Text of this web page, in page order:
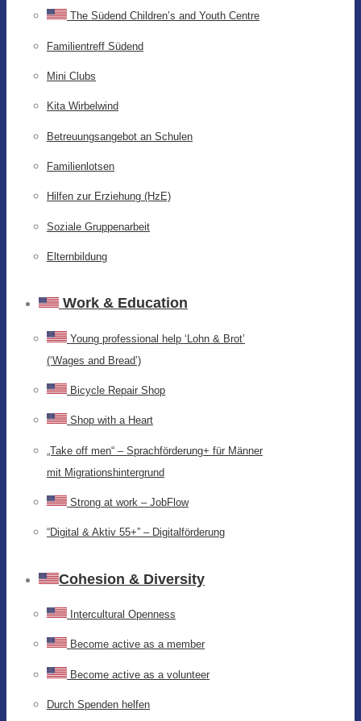
The Südend Children’s and Youth Centre
Familientreff Südend
Mini Clubs
Kita Wirbelwind
Betreuungsangebot an Schulen
Familienlotsen
Hilfen zur Erziehung (HzE)
Soziale Gruppenarbeit
Elternbildung
Work & Education
Young professional help ‘Lohn & Brot’
(‘Wages and Bread’)
Bicycle Repair Shop
Shop with a Heart
„Take off men“ – Sprachförderung+ für Männer
mit Migrationshintergrund
Strong at work – JobFlow
“Digital & Aktiv 55+” – Digitalförderung
Cohesion & Diversity
Intercultural Openness
Become active as a member
Become active as a volunteer
Durch Spenden helfen